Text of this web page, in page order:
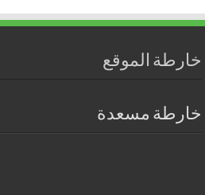
خارطة الموقع
خارطة مسعدة